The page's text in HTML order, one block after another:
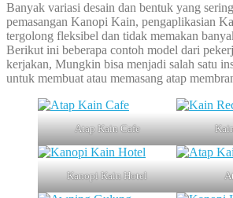
Banyak variasi desain dan bentuk yang
pemasangan Kanopi Kain, pengaplikasian
tergolong fleksibel dan tidak memakan
Berikut ini beberapa contoh model dari
kerjakan, Mungkin bisa menjadi salah satu
untuk membuat atau memasang atap
Atap Kain Cafe
Kanopi Kain Hotel